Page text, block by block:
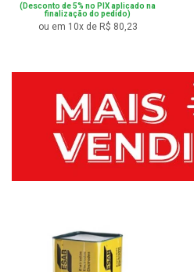
(Desconto de 5% no PIX aplicado na
finalização do pedido)
ou em 10x de R$ 80,23